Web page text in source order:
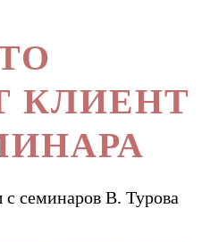
КЛИЕНТ
семинаров В. Турова